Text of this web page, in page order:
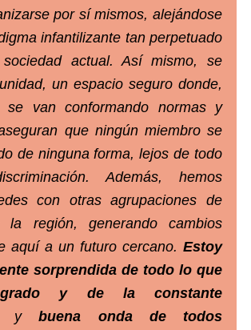
por sí mismos, alejándose
infantilizante tan perpetuado
actual. Así mismo, se
un espacio seguro donde,
van conformando normas y
que ningún miembro se
de ninguna forma, lejos de todo
Además, hemos
con otras agrupaciones de
la región, generando cambios
aquí a un futuro cercano. Estoy
sorprendida de todo lo que
y de la constante
ybuena onda de todos